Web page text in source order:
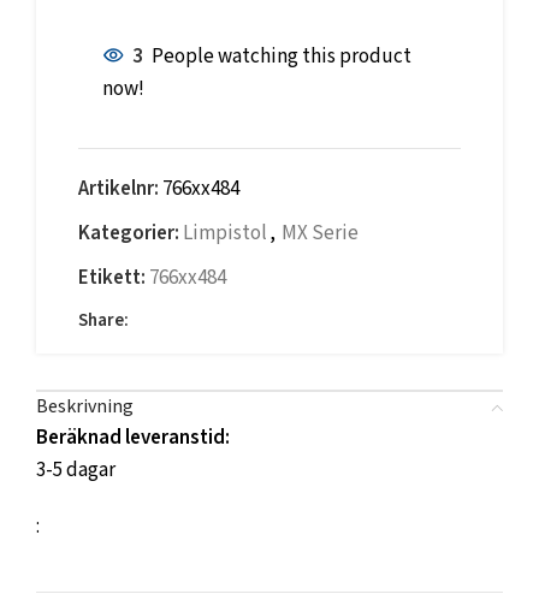
3 People watching this product
now!
Artikelnr: 766xx484
Kategorier: Limpistol, MX Serie
Etikett: 766xx484
Share:
Beskrivning
Beräknad leveranstid:
3-5 dagar
: